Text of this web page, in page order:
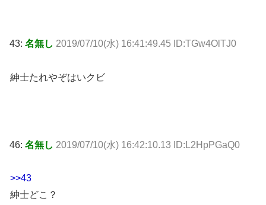
43: 名無し 2019/07/10(水) 16:41:49.45 ID:TGw4OlTJ0
紳士たれやぞはいクビ
46: 名無し 2019/07/10(水) 16:42:10.13 ID:L2HpPGaQ0
>>43
紳士どこ？